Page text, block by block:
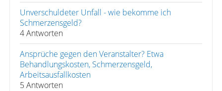
Unverschuldeter Unfall - wie bekomme ich
Schmerzensgeld?
4 Antworten
Ansprüche gegen den Veranstalter? Etwa
Behandlungskosten, Schmerzensgeld,
Arbeitsausfallkosten
5 Antworten